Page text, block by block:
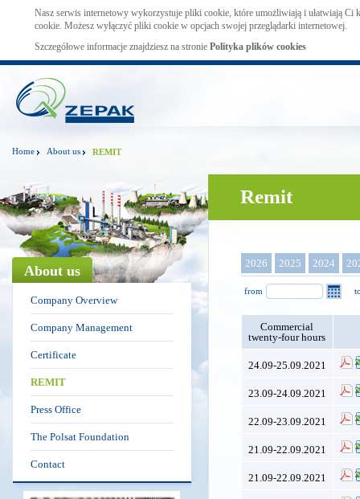
Nasz serwis internetowy wykorzystuje pliki cookie, które umożliwiają i ułatwiają Ci
cookie. Możesz wyłączyć pliki cookie w opcjach swojej przeglądarki internetowej.
Szczegółowe informacje znajdziesz na stronie Polityka plików cookies
Home About us REMIT
About us
Company Overview
Company Management
Certificate
REMIT
Press Office
The Polsat Foundation
Contact
Remit
2026 2025 2024
from
Commercial
twenty-four hours
24.09-25.09.2021
23.09-24.09.2021
22.09-23.09.2021
21.09-22.09.2021
21.09-22.09.2021